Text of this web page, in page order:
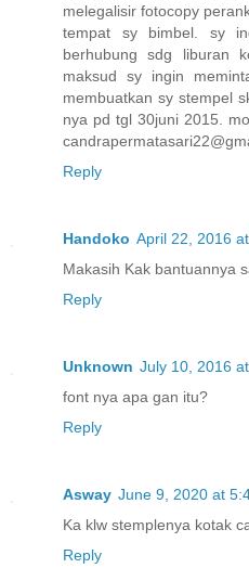
melegalisir fotocopy
tempat sy bimbel. sy
berhubung sdg liburan
maksud sy ingin
membuatkan sy stempel
nya pd tgl 30juni 2015.
Reply
Handoko April 22, 2016
Makasih Kak bantuannya
Reply
Unknown July 10, 2016
font nya apa gan itu?
Reply
Asway June 9, 2020 at
Ka klw stemplenya kotak
Reply